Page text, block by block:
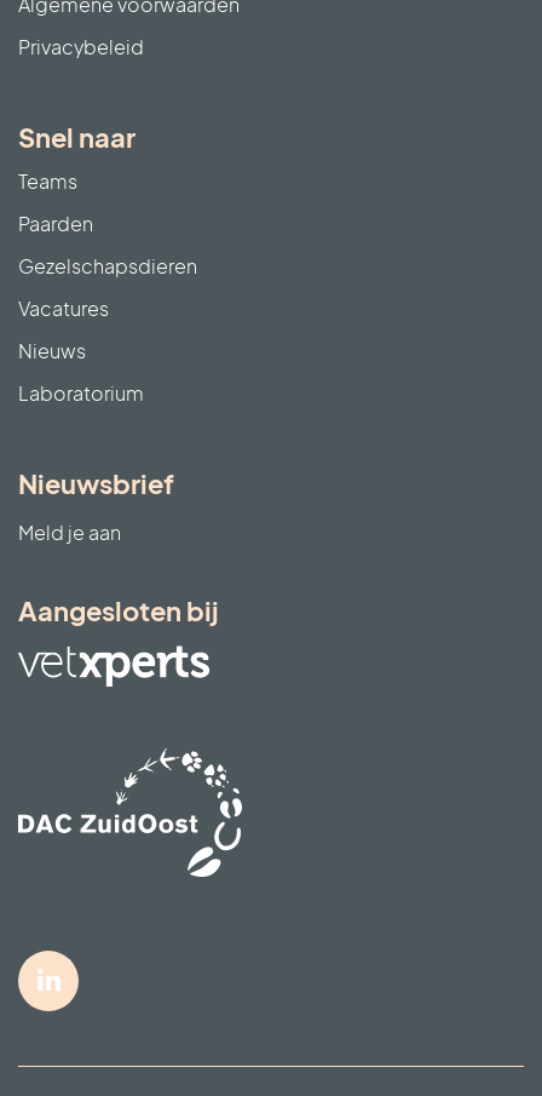
Privacybeleid
Snel naar
Teams
Paarden
Gezelschapsdieren
Vacatures
Nieuws
Laboratorium
Nieuwsbrief
Meld je aan
Aangesloten bij